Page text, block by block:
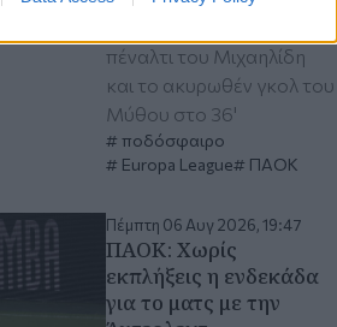
πέναλτι του Μιχαηλίδη
και το ακυρωθέν γκολ του
Μύθου στο 36'
ποδόσφαιρο
Europa League
ΠΑΟΚ
Πέμπτη 06 Αυγ 2026, 19:47
ΠΑΟΚ: Χωρίς
εκπλήξεις η ενδεκάδα
για το ματς με την